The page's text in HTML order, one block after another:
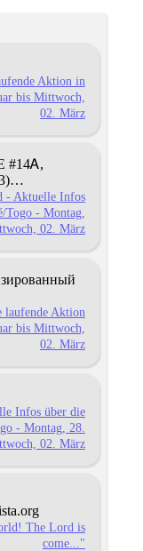
Aktion in
bis Mittwoch,
02. März
#14Ꭺ,
- Aktuelle Infos
Togo - Montag,
02. März
Aktion
bis Mittwoch,
02. März
Infos über die
- Montag, 28.
02. März
The Lord is
come..."